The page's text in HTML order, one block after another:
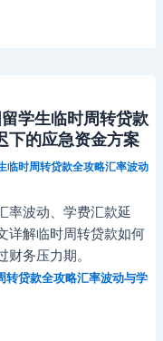
学生临时周转贷款
下的应急资金方案
临时周转贷款全攻略汇率波动
率波动、学费汇款延
详解临时周转贷款如何
务压力期。
贷款全攻略汇率波动与学